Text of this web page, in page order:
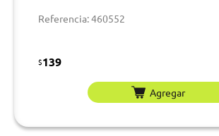
Referencia: 460552
$139
Agregar